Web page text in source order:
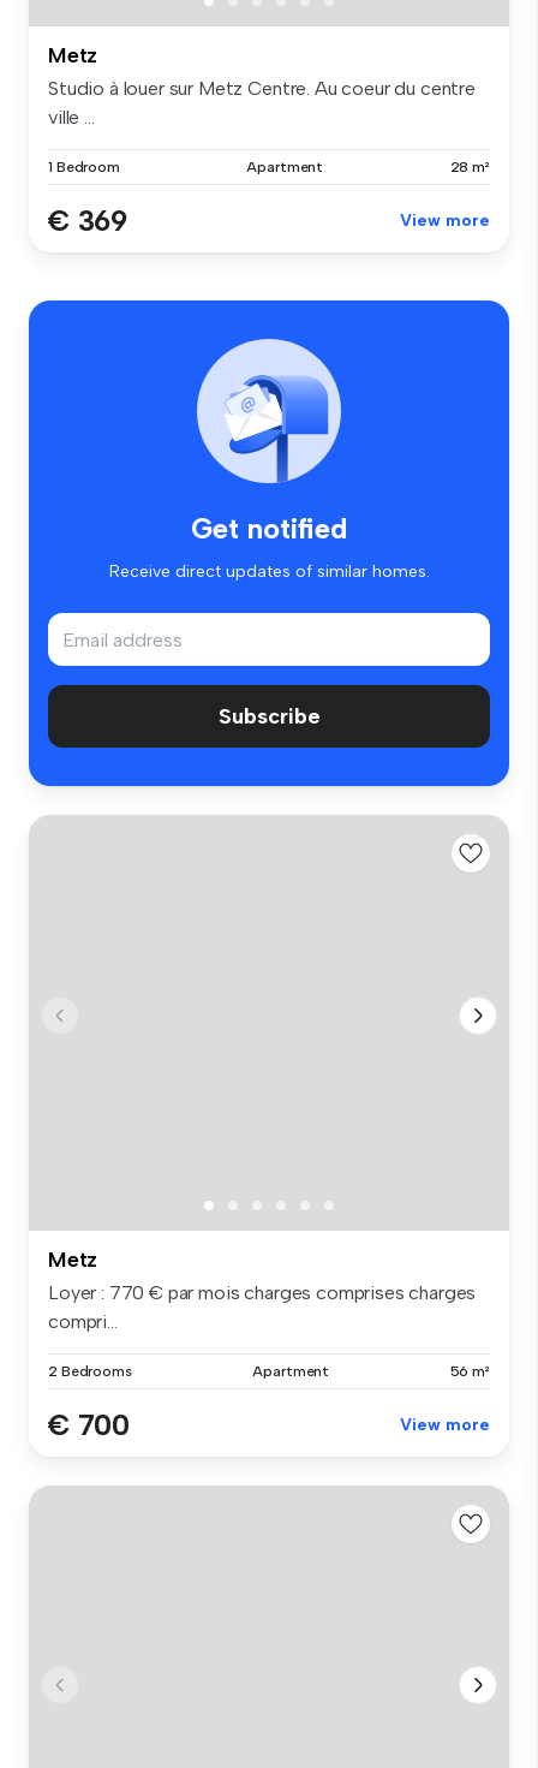
Metz
Studio à louer sur Metz Centre. Au coeur du centre
ville ...
1 Bedroom Apartment 28 m²
€ 369 View more
Get notified
Receive direct updates of similar homes.
Subscribe
Metz
Loyer : 770 € par mois charges comprises charges
compri...
2 Bedrooms Apartment 56 m²
€ 700 View more